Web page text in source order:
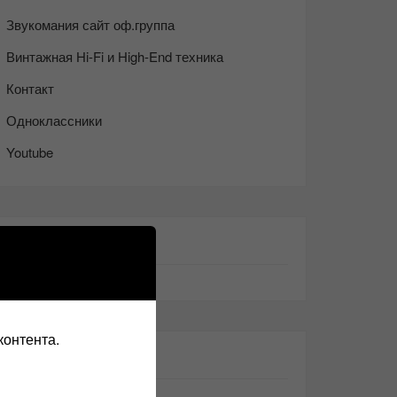
Звукомания сайт оф.группа
Винтажная Hi-Fi и High-End техника
Контакт
Одноклассники
Youtube